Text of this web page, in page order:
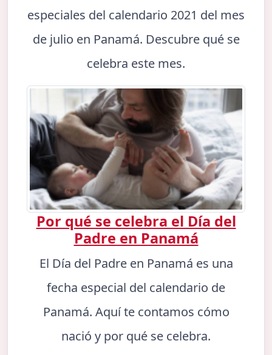
especiales del calendario 2021 del mes
de julio en Panamá. Descubre qué se
celebra este mes.
Por qué se celebra el Día del
Padre en Panamá
El Día del Padre en Panamá es una
fecha especial del calendario de
Panamá. Aquí te contamos cómo
nació y por qué se celebra.